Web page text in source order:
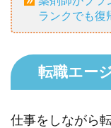
ランクでも復
転職エー
仕事をしながら